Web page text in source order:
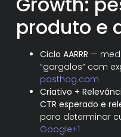
produto e
Ciclo AARRR —
“gargalos” com
posthog.com
Criativo +
CTR esperado e
para determinar
Google+1